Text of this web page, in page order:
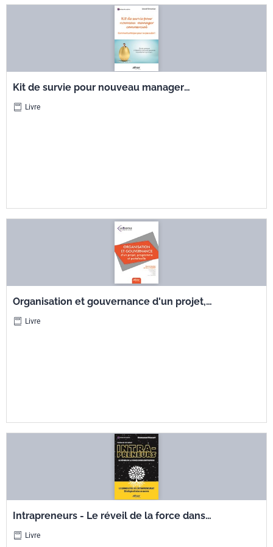
Kit de survie pour nouveau manager
commercial - Comment anticiper pour ne pas
subir ! - Guide pratique à l'attention de toute
Livre
Organisation et gouvernance d'un projet,
programme et portefeuille - "Les essentiels du
management de projet" - Livre 2
Livre
Intrapreneurs - Le réveil de la force dans
l'entreprise - Le grand livre de l'intrapreneuriat
- Stratégie et mise en œuvre
Livre